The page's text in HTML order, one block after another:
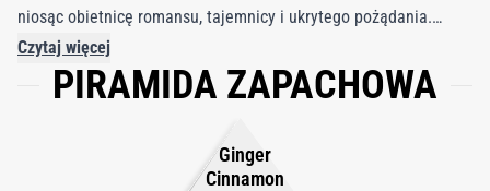
niosąc obietnicę romansu, tajemnicy i ukrytego pożądania.
Każdy spray sprawia wrażenie prywatnego sekretu dzielonego
ze światem, otulając użytkownika aurą elegancji i pokusy, która
imbiru i cynamonu, tworząc ciepłe i zachęcające pierwsze
Czytaj więcej
PIRAMIDA ZAPACHOWA
Ginger
Cinnamon